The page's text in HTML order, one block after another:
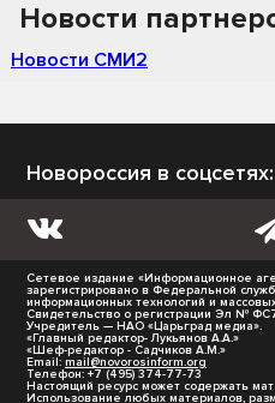
Новости
Новости СМИ2
Новороссия в соцсетях:
Сетевое издание «Информационное
зарегистрировано в Федеральной
информационных технологий и
Свидетельство о регистрации Эл №
Учредитель — НАО «Царьград медиа».
«Главный редактор- Лукьянов А.А.»
«Шеф-редактор - Садчиков А.М.»
Email: mail@novorosinform.org
Телефон: +7 (495) 374-77-73
Настоящий ресурс может содержать
Использование любых материалов,